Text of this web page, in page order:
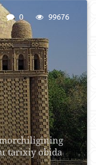
tarixiy obida
0 99676